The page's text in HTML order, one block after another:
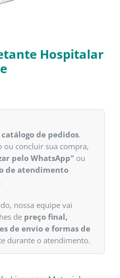
Hospitalar
catálogo de pedidos.
ou concluir sua compra,
pelo WhatsApp" ou
de atendimento
nossa equipe vai
de preço final,
de envio e formas de
durante o atendimento.